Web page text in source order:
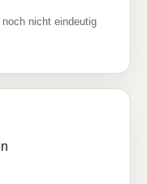
nicht eindeutig